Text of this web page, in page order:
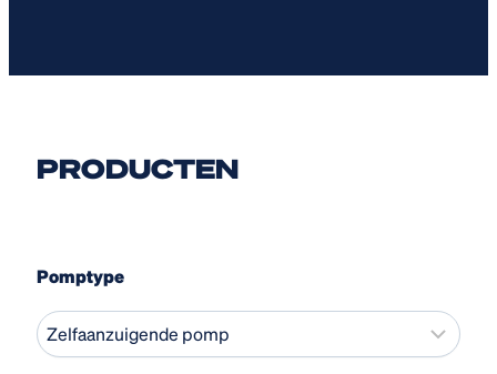
PRODUCTEN
Pomptype